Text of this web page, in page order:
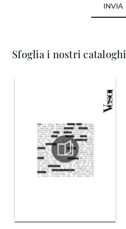
Sfoglia i nostri cataloghi
INVIA